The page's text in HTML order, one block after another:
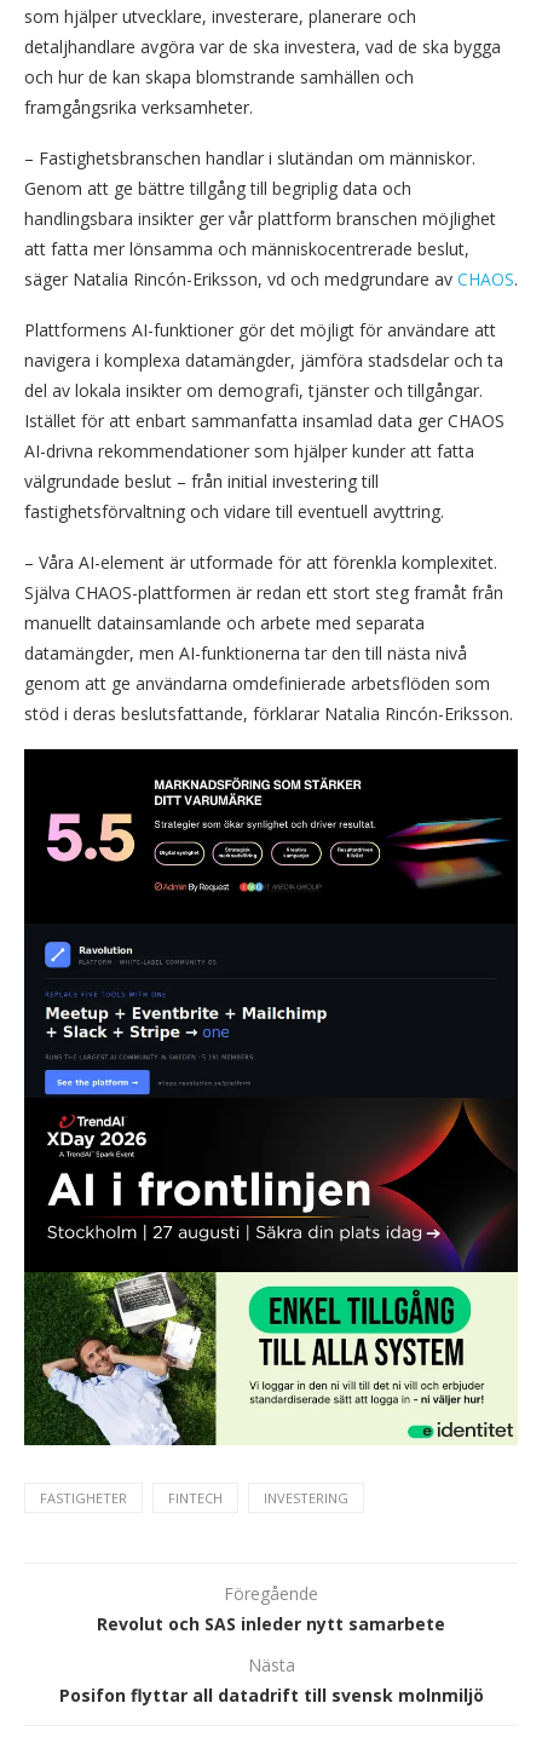
som hjälper utvecklare, investerare, planerare och
detaljhandlare avgöra var de ska investera, vad de ska bygga
och hur de kan skapa blomstrande samhällen och
framgångsrika verksamheter.
– Fastighetsbranschen handlar i slutändan om människor.
Genom att ge bättre tillgång till begriplig data och
handlingsbara insikter ger vår plattform branschen möjlighet
att fatta mer lönsamma och människocentrerade beslut,
säger Natalia Rincón-Eriksson, vd och medgrundare av CHAOS.
Plattformens AI-funktioner gör det möjligt för användare att
navigera i komplexa datamängder, jämföra stadsdelar och ta
del av lokala insikter om demografi, tjänster och tillgångar.
Istället för att enbart sammanfatta insamlad data ger CHAOS
AI-drivna rekommendationer som hjälper kunder att fatta
välgrundade beslut – från initial investering till
fastighetsförvaltning och vidare till eventuell avyttring.
– Våra AI-element är utformade för att förenkla komplexitet.
Själva CHAOS-plattformen är redan ett stort steg framåt från
manuellt datainsamlande och arbete med separata
datamängder, men AI-funktionerna tar den till nästa nivå
genom att ge användarna omdefinierade arbetsflöden som
stöd i deras beslutsfattande, förklarar Natalia Rincón-Eriksson.
FASTIGHETER FINTECH INVESTERING
Föregående
Revolut och SAS inleder nytt samarbete
Nästa
Posifon flyttar all datadrift till svensk molnmiljö